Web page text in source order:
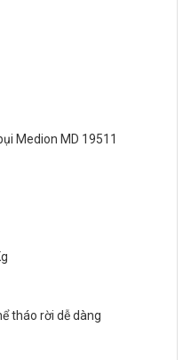
Medion MD 19511
tháo rời dễ dàng